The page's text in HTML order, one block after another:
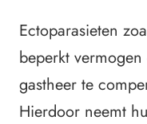
Ectoparasieten
beperkt
gastheer te
Hierdoor neemt